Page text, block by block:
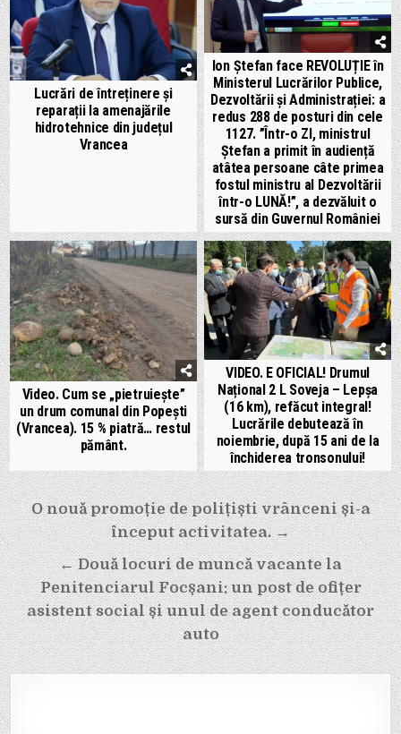
Lucrări de întreținere și
reparații la amenajările
hidrotehnice din județul
Vrancea
Ion Ștefan face REVOLUȚIE în
Ministerul Lucrărilor Publice,
Dezvoltării și Administrației: a
redus 288 de posturi din cele
1127. ”Într-o ZI, ministrul
Ștefan a primit în audiență
atâtea persoane câte primea
fostul ministru al Dezvoltării
într-o LUNĂ!”, a dezvăluit o
sursă din Guvernul României
Video. Cum se „pietruiește”
un drum comunal din Popești
(Vrancea). 15 % piatră… restul
pământ.
VIDEO. E OFICIAL! Drumul
Național 2 L Soveja – Lepșa
(16 km), refăcut integral!
Lucrările debutează în
noiembrie, după 15 ani de la
închiderea tronsonului!
Navigare
în
articole
O nouă promoție de polițiști vrânceni și-a
început activitatea. →
← Două locuri de muncă vacante la
Penitenciarul Focșani: un post de ofițer
asistent social și unul de agent conducător
auto